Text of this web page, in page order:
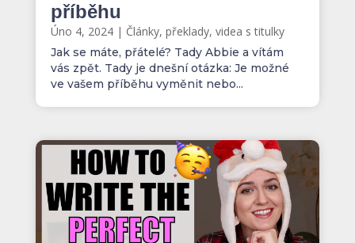
příběhu
Úno 4, 2024| Články, překlady, videa s titulky
Jak se máte, přátelé? Tady Abbie a vítám
vás zpět. Tady je dnešní otázka: Je možné
ve vašem příběhu vyměnit nebo...